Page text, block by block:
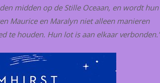
midden op de Stille Oceaan, en wordt hun
Maurice en Maralyn niet alleen manieren
te houden. Hun lot is aan elkaar verbonden.’